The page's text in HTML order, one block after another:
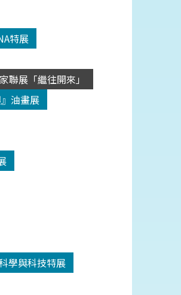
特展
展「繼往開來」
油畫展
學與科技特展